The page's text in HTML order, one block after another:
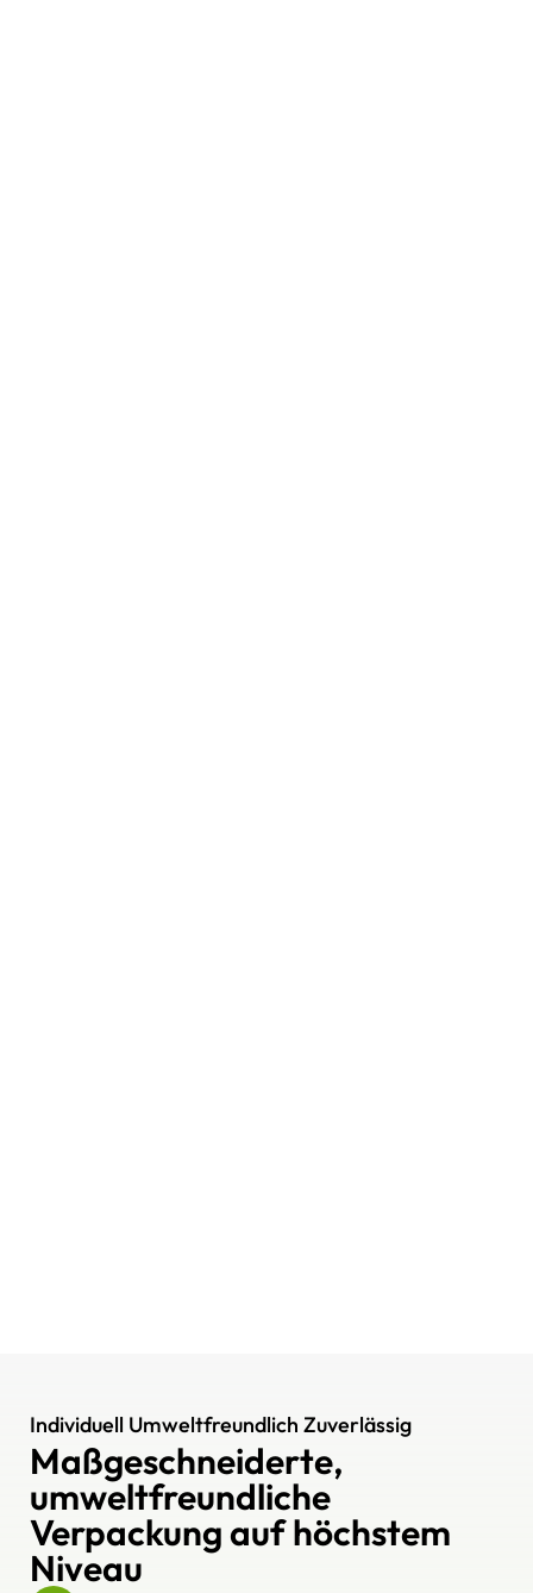
Individuell Umweltfreundlich Zuverlässig
Maßgeschneiderte,
umweltfreundliche
Verpackung auf höchstem
Niveau